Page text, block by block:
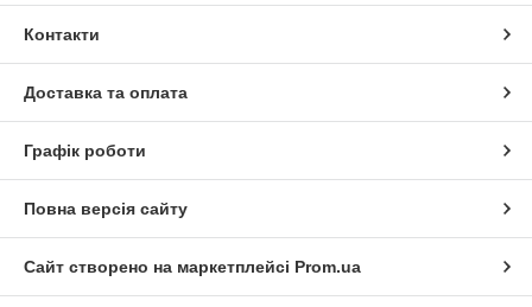
Контакти
Доставка та оплата
Графік роботи
Повна версія сайту
Сайт створено на маркетплейсі Prom.ua